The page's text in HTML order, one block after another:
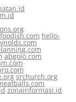
hello-
abgolo.com
srchurch.org
zonainformasi.id